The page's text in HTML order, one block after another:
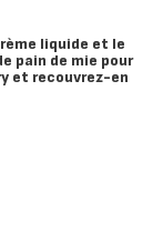
liquide et le
pain de mie pour
et recouvrez-en